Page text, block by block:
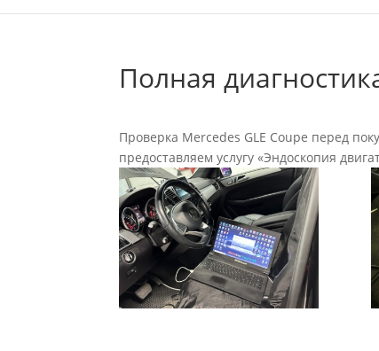
Полная
Проверка Mercedes GLE Coupe перед
предоставляем услугу «Эндоскопия